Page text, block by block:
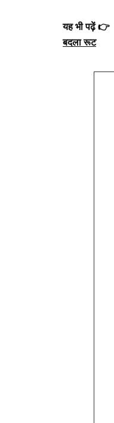
यह भी पढ़ें 👉
बदला रूट